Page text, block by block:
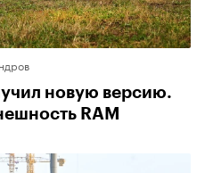
новую версию.
RAM